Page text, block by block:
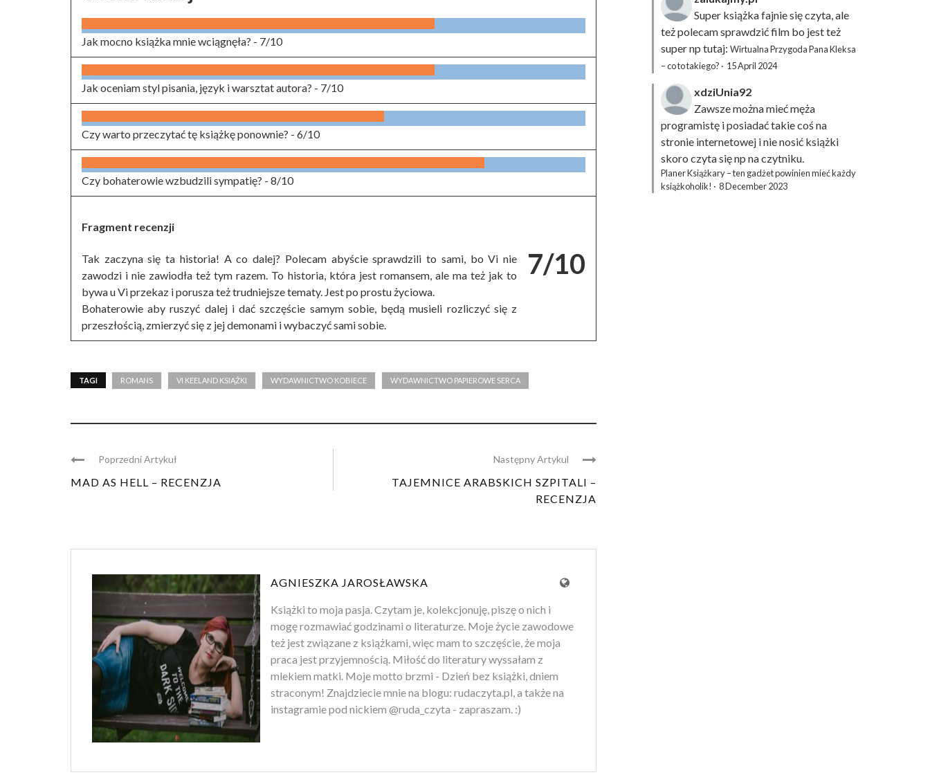
Jak mocno książka mnie wciągnęła? - 7/10
Jak oceniam styl pisania, język i warsztat autora? - 7/10
Czy warto przeczytać tę książkę ponownie? - 6/10
Czy bohaterowie wzbudzili sympatię? - 8/10
7/10
Fragment recenzji
Tak zaczyna się ta historia! A co dalej? Polecam abyście sprawdzili to sami, bo Vi nie
zawodzi i nie zawiodła też tym razem. To historia, która jest romansem, ale ma też jak to
bywa u Vi przekaz i porusza też trudniejsze tematy. Jest po prostu życiowa.
Bohaterowie aby ruszyć dalej i dać szczęście samym sobie, będą musieli rozliczyć się z
przeszłością, zmierzyć się z jej demonami i wybaczyć sami sobie.
TAGI ROMANS VI KEELAND KSIĄŻKI WYDAWNICTWO KOBIECE WYDAWNICTWO PAPIEROWE SERCA
Poprzedni Artykuł
MAD AS HELL – RECENZJA
Następny Artykul
TAJEMNICE ARABSKICH SZPITALI –
RECENZJA
AGNIESZKA JAROSŁAWSKA
Książki to moja pasja. Czytam je, kolekcjonuję, piszę o nich i
mogę rozmawiać godzinami o literaturze. Moje życie zawodowe
też jest związane z książkami, więc mam to szczęście, że moja
praca jest przyjemnością. Miłość do literatury wyssałam z
mlekiem matki. Moje motto brzmi - Dzień bez książki, dniem
straconym! Znajdziecie mnie na blogu: rudaczyta.pl, a także na
instagramie pod nickiem @ruda_czyta - zapraszam. :)
Super książka fajnie się czyta, ale
też polecam sprawdzić film bo jest też
super np tutaj: Wirtualna Przygoda Pana Kleksa
– co to takiego? · 15 April 2024
xdziUnia92
Zawsze można mieć męża
programistę i posiadać takie coś na
stronie internetowej i nie nosić książki
skoro czyta się np na czytniku.
Planer Książkary – ten gadżet powinien mieć każdy
książkoholik! · 8 December 2023